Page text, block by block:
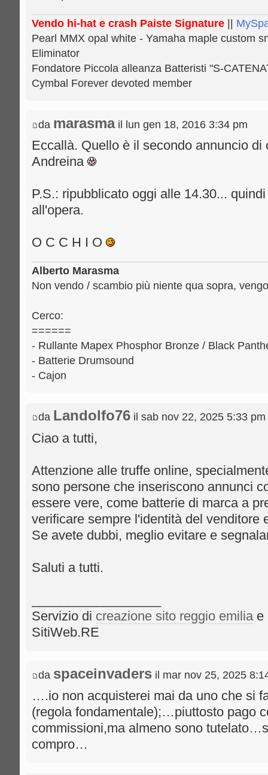
Vendo hi-hat e crash Paiste Signature ||
Pearl MMX opal white - Yamaha maple custom
Eliminator
Fondatore Piccola alleanza Batteristi "S-
Cymbal Forever devoted member
da marasmail lun gen 18, 2016 3:34 pm
Eccallà. Quello è il secondo annuncio di
Andreina
P.S.: ripubblicato oggi alle 14.30...
all'opera.
O C C H I O
Alberto Marasma
Non vendo / scambio più niente qua sopra,
Cerco:
======
- Rullante Mapex Phosphor Bronze / Black
- Batterie Drumsound
- Cajon
da Landolfo76 il sab nov 22, 2025 5:33 pm
Ciao a tutti,
Attenzione alle truffe online,
sono persone che inseriscono annunci
essere vere, come batterie di marca a
verificare sempre l'identità del venditore
Se avete dubbi, meglio evitare e
Saluti a tutti.
Servizio di creazione sito reggio emilia e
SitiWeb.RE
da spaceinvaders il mar nov 25, 2025
….io non acquisterei mai da uno che si
(regola fondamentale);…piuttosto pago
commissioni,ma almeno sono
compro…